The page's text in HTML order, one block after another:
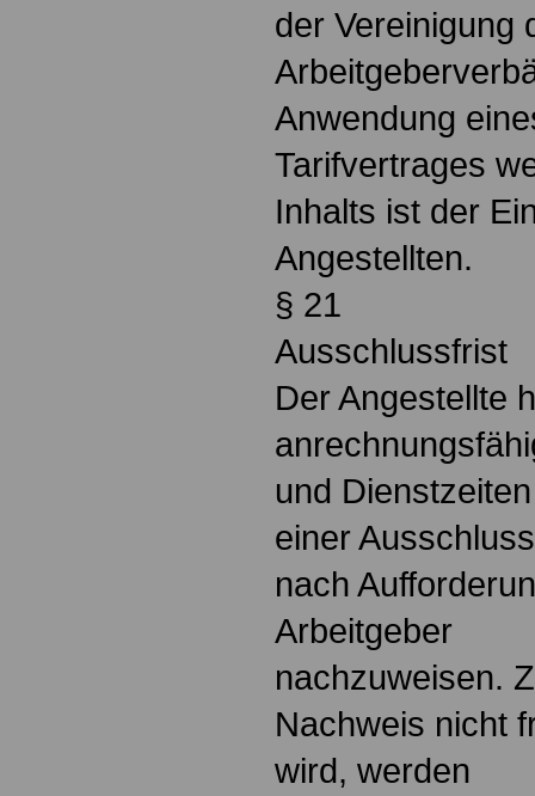
der Vereinigung
Anwendung
Tarifvertrages
Inhalts ist der
Angestellten.
§ 21
Ausschlussfrist
Der Angestellte
und
einer
nach
Arbeitgeber
nachzuweisen.
Nachweis nicht
wird, werden